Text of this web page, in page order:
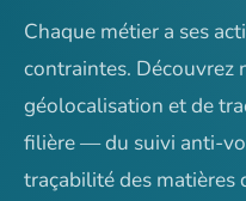
Chaque métier a ses
contraintes. Découvrez
géolocalisation et de
filière — du suivi anti-
traçabilité des matières